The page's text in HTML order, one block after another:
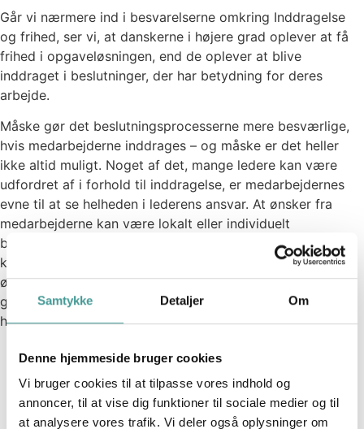
Samtykke Detaljer Om
Denne hjemmeside bruger cookies
Vi bruger cookies til at tilpasse vores indhold og
annoncer, til at vise dig funktioner til sociale medier og til
at analysere vores trafik. Vi deler også oplysninger om
Går vi nærmere ind i besvarelserne omkring Inddragelse
og frihed, ser vi, at danskerne i højere grad oplever at få
frihed i opgaveløsningen, end de oplever at blive
inddraget i beslutninger, der har betydning for deres
arbejde.
Måske gør det beslutningsprocesserne mere besværlige,
hvis medarbejderne inddrages – og måske er det heller
ikke altid muligt. Noget af det, mange ledere kan være
udfordret af i forhold til inddragelse, er medarbejdernes
evne til at se helheden i lederens ansvar. At ønsker fra
medarbejderne kan være lokalt eller individuelt
begrundede, blandt andet på grund af manglende
kendskab til andre interessenter eller ledelseshensyn i
øvrigt. Her er det lederens opgave, hvor det er muligt, at
give flere perspektiver og øve medarbejderne i et
helhedssyn.
Det er fantastisk at se, at et element som
betyder allermest for danskernes oplevelse af
arbejdslyst. Der er vi helt særlige i Danmark.